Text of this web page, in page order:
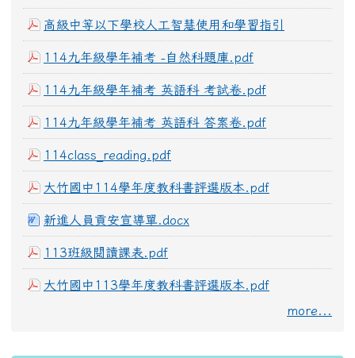
高級中等以下學校人工智慧使用和學習指引
114九年級學年補考 -自然科題庫.pdf
114九年級學年補考 英語科 考試卷.pdf
114九年級學年補考 英語科 答案卷.pdf
114class_reading.pdf
大竹國中114學年度教科書評選版本.pdf
新進人員貢安宣導單.docx
113班級閱讀課表.pdf
大竹國中113學年度教科書評選版本.pdf
more...